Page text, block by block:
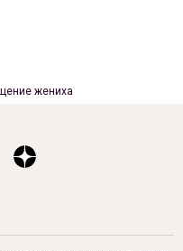
жениха